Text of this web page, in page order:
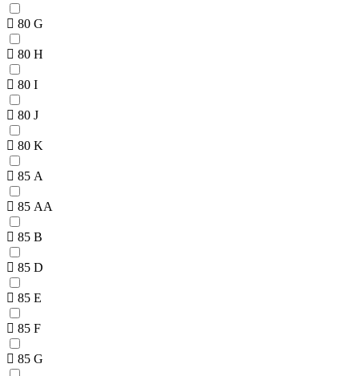
80 G
80 H
80 I
80 J
80 K
85 A
85 AA
85 B
85 D
85 E
85 F
85 G